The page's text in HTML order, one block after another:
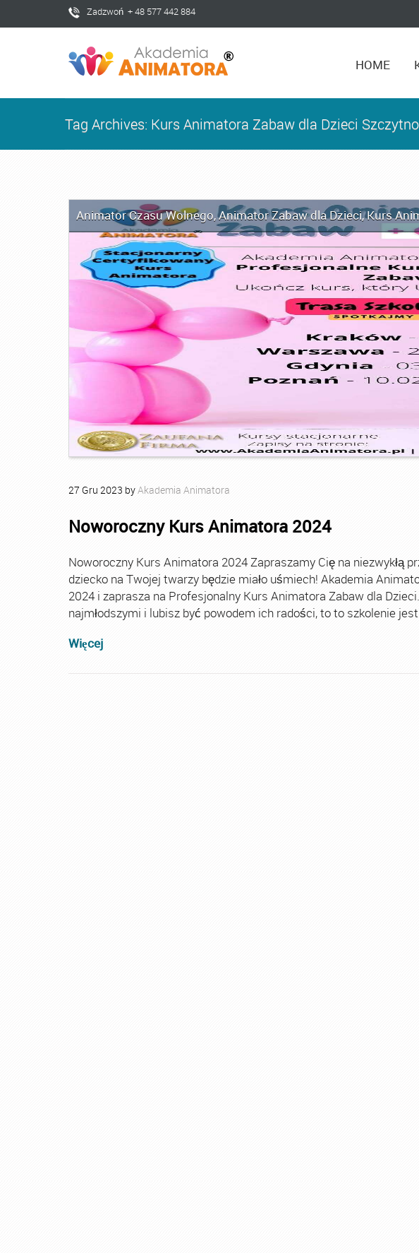
Zadzwoń + 48 577 442 884
HOME
Tag Archives: Kurs Animatora Zabaw dla Dzieci Szczytno
Animator Czasu Wolnego,Animator Zabaw dla Dzieci,Kurs
27 Gru 2023 byAkademia Animatora
Noworoczny Kurs Animatora 2024
Noworoczny Kurs Animatora 2024 Zapraszamy Cię na niezwykłą
dziecko na Twojej twarzy będzie miało uśmiech! Akademia
2024 i zaprasza na Profesjonalny Kurs Animatora Zabaw dla
najmłodszymi i lubisz być powodem ich radości, to to szkolenie
Więcej